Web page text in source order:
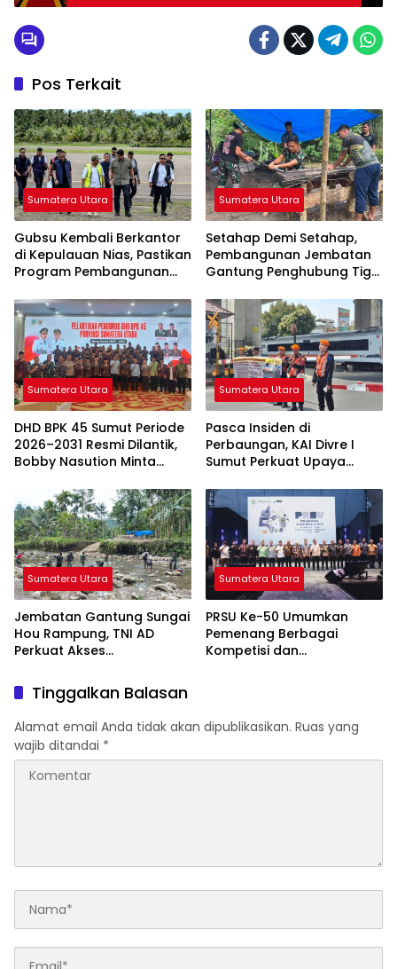
Pos Terkait
Sumatera Utara
Gubsu Kembali Berkantor
di Kepulauan Nias, Pastikan
Program Pembangunan
Sumatera Utara
Setahap Demi Setahap,
Pembangunan Jembatan
Gantung Penghubung Tiga
Terwujud
Sumatera Utara
DHD BPK 45 Sumut Periode
2026–2031 Resmi Dilantik,
Bobby Nasution Minta
Ditularkan ke Generasi
Muda
Sumatera Utara
Pasca Insiden di
Perbaungan, KAI Divre I
Sumut Perkuat Upaya
Perlintasan Sebidang
Sumatera Utara
Jembatan Gantung Sungai
Hou Rampung, TNI AD
Perkuat Akses
Nias
Sumatera Utara
PRSU Ke-50 Umumkan
Pemenang Berbagai
Kompetisi dan
Tinggalkan Balasan
Alamat email Anda tidak akan dipublikasikan. Ruas yang
wajib ditandai *